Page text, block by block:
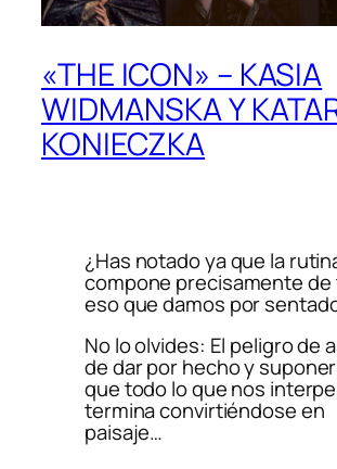
«THE ICON» – KASIA
WIDMANSKA Y
KONIECZKA
¿Has notado ya que la
compone precisamente
eso que damos por
No lo olvides: El peligro de
de dar por hecho y
que todo lo que nos
termina convirtiéndose en
paisaje…